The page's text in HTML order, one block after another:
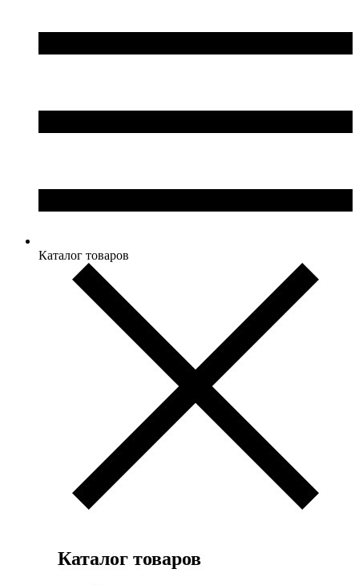
Каталог товаров
Каталог товаров